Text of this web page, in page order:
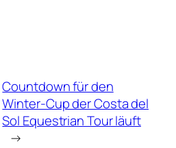
Countdown für den
Winter-Cup der Costa del
Sol Equestrian Tour läuft
→